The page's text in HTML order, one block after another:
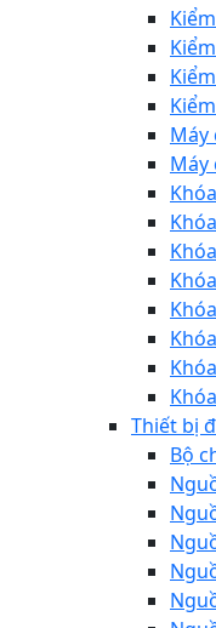
Máy
Máy
Thiết bị
Bộ